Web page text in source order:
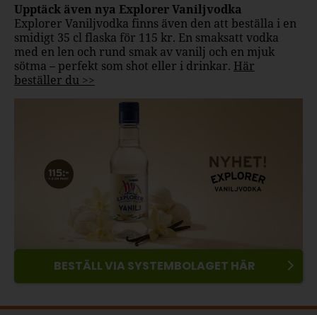
Upptäck även nya Explorer Vaniljvodka
Explorer Vaniljvodka finns även den att beställa i en
smidigt 35 cl flaska för 115 kr. En smaksatt vodka
med en len och rund smak av vanilj och en mjuk
sötma – perfekt som shot eller i drinkar. Här
beställer du >>
BESTÄLL VIA SYSTEMBOLAGET HÄR